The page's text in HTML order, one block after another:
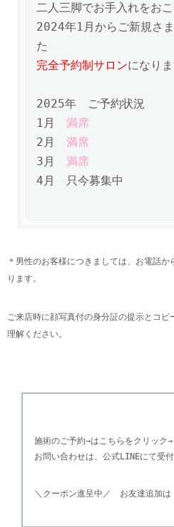
二人三脚でお手入れをおこ
2024年1月からご新規さ
た
完全予約制サロンになりま
2025年
ご予約状況
1月 満席
2月 満席
3月 満席
4月 只今募集中
＊男性のお客様につきましては、お電話
ります。
ご来店時に顔写真付の身分証の提示とコ
理解ください。
施術のご予約→はこちらをクリック→
お問い合わせは、公式LINEにて受
＼ クーポン進呈中／ お友達追加は